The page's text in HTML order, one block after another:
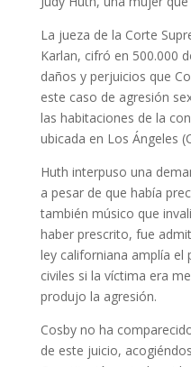
La jueza de la Corte
Karlan, cifró en 500.000
daños y perjuicios que
este caso de agresión
las habitaciones de la
ubicada en Los Ángeles
Huth interpuso una
a pesar de que había
también músico que
haber prescrito, fue
ley californiana amplía el
civiles si la víctima era
produjo la agresión.
Cosby no ha
de este juicio,